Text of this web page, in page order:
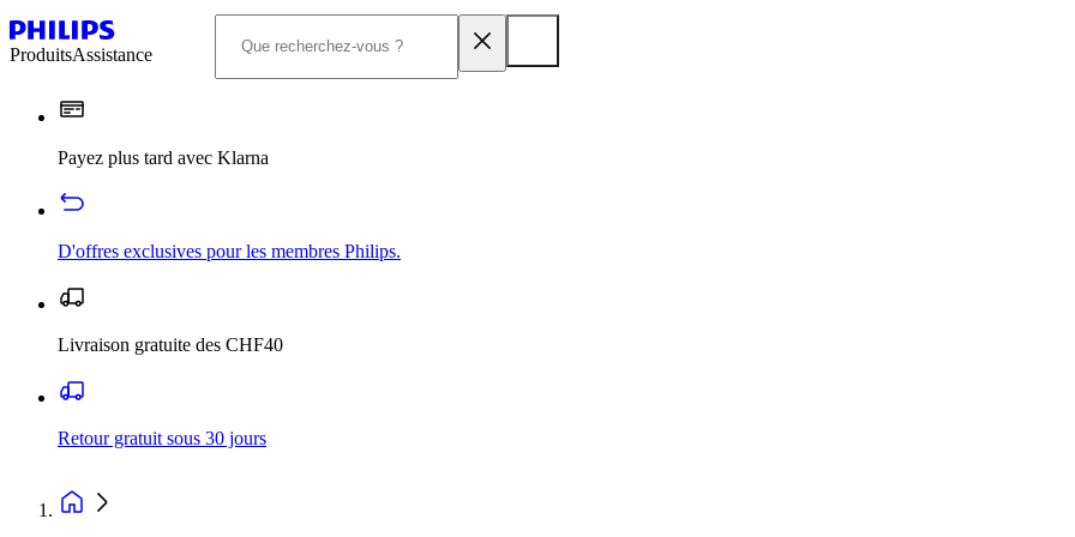
ProduitsAssistance
Payez plus tard avec Klarna
D'offres exclusives pour les membres Philips.
Livraison gratuite des CHF40
Retour gratuit sous 30 jours